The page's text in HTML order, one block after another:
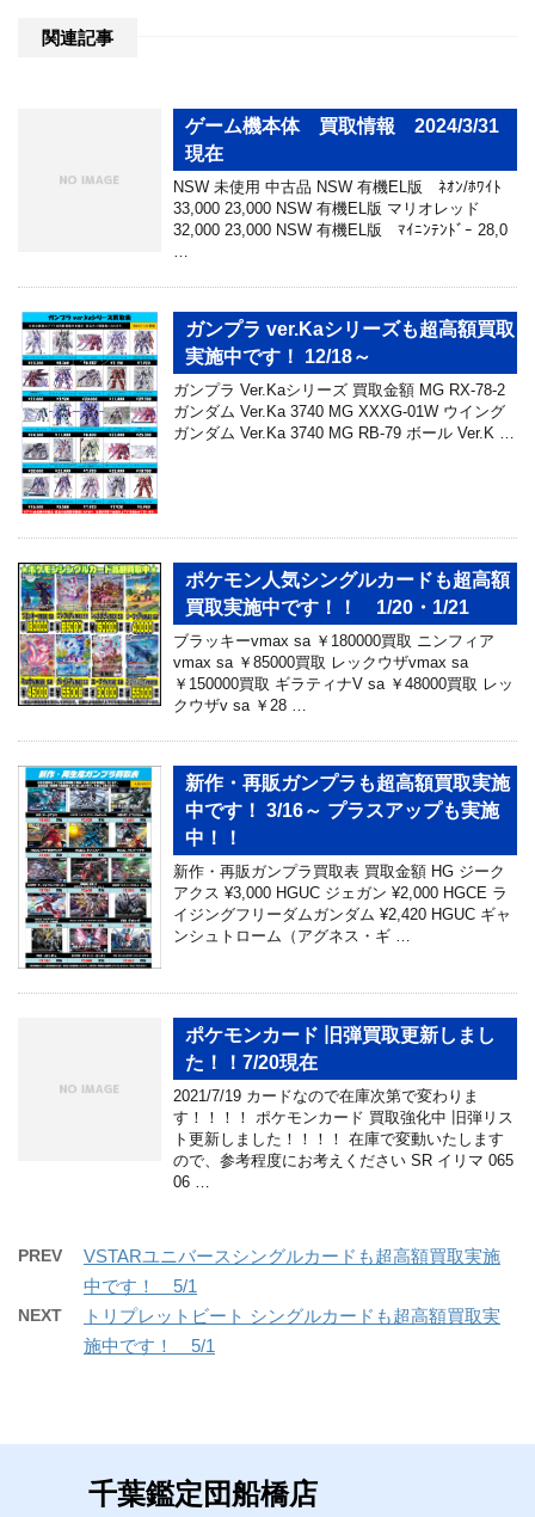
関連記事
ゲーム機本体 買取情報 2024/3/31
現在
NSW 未使用 中古品 NSW 有機EL版 ﾈｵﾝ/ﾎﾜｲﾄ
33,000 23,000 NSW 有機EL版 マリオレッド
32,000 23,000 NSW 有機EL版 ﾏｲﾆﾝﾃﾝﾄﾞｰ 28,0
ガンプラ ver.Kaシリーズも超高額買取
実施中です！ 12/18～
ガンプラ Ver.Kaシリーズ 買取金額 MG RX-78-2
ガンダム Ver.Ka 3740 MG XXXG-01W ウイング
ガンダム Ver.Ka 3740 MG RB-79 ボール Ver.K …
ポケモン人気シングルカードも超高額
買取実施中です！！ 1/20・1/21
ブラッキーvmax sa ￥180000買取 ニンフィア
vmax sa ￥85000買取 レックウザvmax sa
￥150000買取 ギラティナV sa ￥48000買取 レッ
クウザv sa ￥28 …
新作・再販ガンプラも超高額買取実施
中です！ 3/16～ プラスアップも実施
中！！
新作・再販ガンプラ買取表 買取金額 HG ジーク
アクス ¥3,000 HGUC ジェガン ¥2,000 HGCE ラ
イジングフリーダムガンダム ¥2,420 HGUC ギャ
ンシュトローム（アグネス・ギ …
ポケモンカード 旧弾買取更新しまし
た！！7/20現在
2021/7/19 カードなので在庫次第で変わりま
す！！！！ ポケモンカード 買取強化中 旧弾リス
ト更新しました！！！！ 在庫で変動いたします
ので、参考程度にお考えください SR イリマ 065
06 …
PREV
VSTARユニバースシングルカードも超高額買取実施
中です！ 5/1
NEXT
トリプレットビート シングルカードも超高額買取実
施中です！ 5/1
千葉鑑定団船橋店